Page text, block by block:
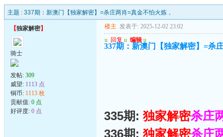
主题 : 337期：新澳门【独家解密】=杀庄两肖=真金不怕火炼，
【独家解密】
骑士
发帖: 309
威望: 1113 点
铜币: 1113 枚
贡献值: 0 点
好评度: 0 点
楼主 发表于: 2025-12-02 23:02
u 回复 u 编辑 u
337期：新澳门【独家解密】=杀
335期: 独家解密杀庄
336期: 独家解密杀庄